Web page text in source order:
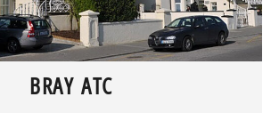
BRAY ATC